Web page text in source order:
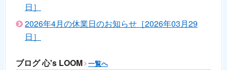
日］
2026年4月の休業日のお知らせ［2026年03月29
日］
ブログ 心's LOOM 一覧へ